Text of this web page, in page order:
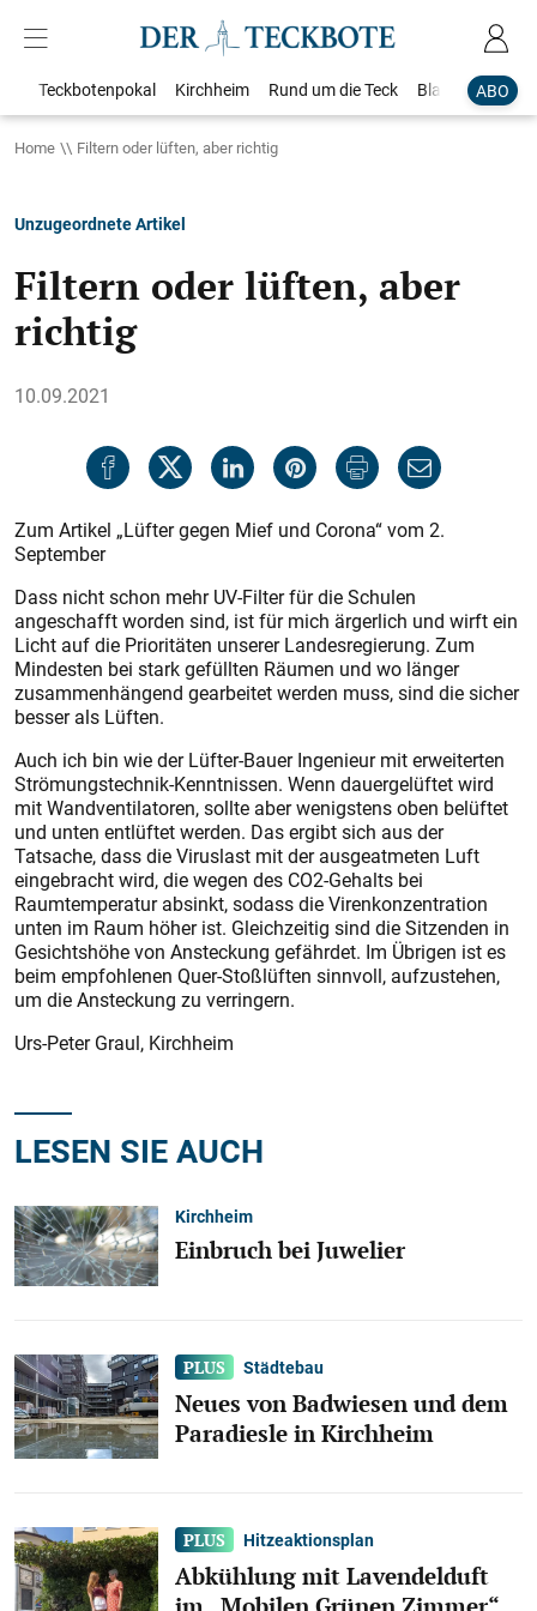
ABO
Teckbotenpokal Kirchheim Rund um die Teck Blaulicht
Home Filtern oder lüften, aber richtig
Unzugeordnete Artikel
Filtern oder lüften, aber
richtig
10.09.2021
Zum Artikel „Lüfter gegen Mief und Corona“ vom 2.
September
Dass nicht schon mehr UV-Filter für die Schulen
angeschafft worden sind, ist für mich ärgerlich und wirft ein
Licht auf die Prioritäten unserer Landesregierung. Zum
Mindesten bei stark gefüllten Räumen und wo länger
zusammenhängend gearbeitet werden muss, sind die sicher
besser als Lüften.
Auch ich bin wie der Lüfter-Bauer Ingenieur mit erweiterten
Strömungstechnik-Kenntnissen. Wenn dauergelüftet wird
mit Wandventilatoren, sollte aber wenigstens oben belüftet
und unten entlüftet werden. Das ergibt sich aus der
Tatsache, dass die Viruslast mit der ausgeatmeten Luft
eingebracht wird, die wegen des CO2-Gehalts bei
Raumtemperatur absinkt, sodass die Virenkonzentration
unten im Raum höher ist. Gleichzeitig sind die Sitzenden in
Gesichtshöhe von Ansteckung gefährdet. Im Übrigen ist es
beim empfohlenen Quer-Stoßlüften sinnvoll, aufzustehen,
um die Ansteckung zu verringern.
Urs-Peter Graul, Kirchheim
LESEN SIE AUCH
Kirchheim
Einbruch bei Juwelier
Städtebau
Neues von Badwiesen und dem
Paradiesle in Kirchheim
Hitzeaktionsplan
Abkühlung mit Lavendelduft